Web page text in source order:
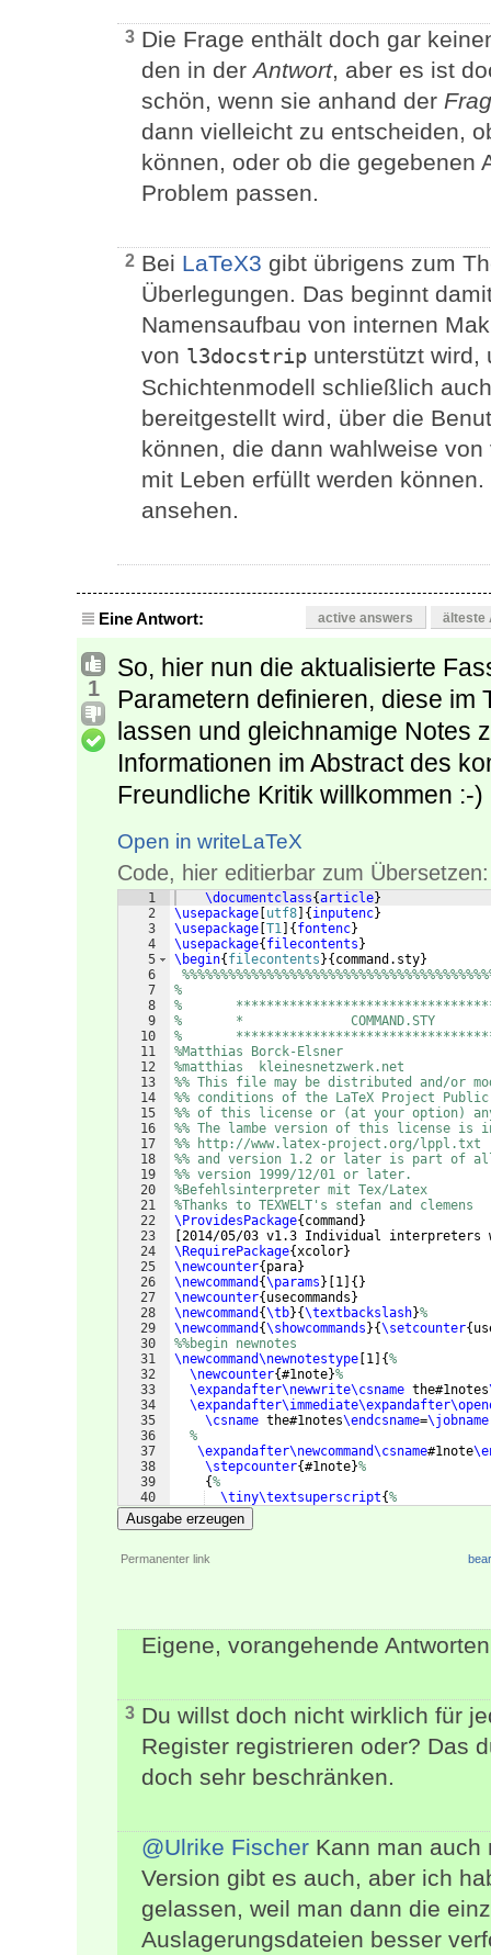
3 Die Frage enthält doch gar
den in derAntwort, aber es ist
schön, wenn sie anhand der
dann vielleicht zu entscheiden,
können, oder ob die gegebenen
Problem passen.
2 Bei LaTeX3 gibt übrigens zum
Überlegungen. Das beginnt
Namensaufbau von internen
von l3docstrip unterstützt wird,
Schichtenmodell schließlich
bereitgestellt wird, über die
können, die dann wahlweise
mit Leben erfüllt werden
ansehen.
Eine Antwort: active answers älteste
1
So, hier nun die aktualisierte
Parametern definieren, diese im
lassen und gleichnamige Notes
Informationen im Abstract des
Freundliche Kritik willkommen :-)
Open in writeLaTeX
Code, hier editierbar zum Übersetzen:
1
2
3
4
5
6
7
8
9
10
11
12
13
14
15
16
17
18
19
20
21
22
23
24
25
26
27
28
29
30
31
32
33
34
35
36
37
38
39
40
41
\documentclass{article}
\usepackage utf8 { inputenc}
\usepackage T1 { fontenc}
\usepackage{ filecontents }
\begin{ filecontents }{ command.sty}
%
%
%       *              COMMAND.STY
%
%Matthias Borck-Elsner
%matthias  kleinesnetzwerk.net
%% This file may be distributed and/or
%% conditions of the LaTeX Project
%% of this license or (at your option)
%% The lambe version of this license is
%% http://www.latex-project.org/lppl.txt
%% and version 1.2 or later is part of
%% version 1999/12/01 or later.
%Befehlsinterpreter mit Tex/Latex
%Thanks to TEXWELT's stefan and clemens
\ProvidesPackage{ command }
2014/05/03 v1.3 Individual interpreters
\RequirePackage{xcolor}
\newcounter{ para}
\newcommand {\params } 1 { }
\newcounter{ usecommands }
\newcommand {\tb}{\textbackslash}%
\newcommand {\showcommands }{\setcounter{
%%begin newnotes
\newcommand\newnotestype 1 {%
\newcounter{#1note}%
\expandafter\newwrite\csname the#1notes
\csname the#1notes\endcsname=\jobname
%
\expandafter\newcommand\csname#1note
\stepcounter{#1note}%
{%
\tiny\textsuperscript{%
\raisebox
Ausgabe erzeugen
Permanenter link
Eigene, vorangehende
3 Du willst doch nicht wirklich für
Register registrieren oder? Das
doch sehr beschränken.
@Ulrike Fischer Kann man auch
Version gibt es auch, aber ich
gelassen, weil man dann die
Auslagerungsdateien besser